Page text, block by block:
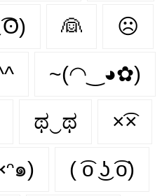
͡ʘ) 👰‍ ☹️
~(◠‿◕✿)
ಥ‿ಥ ×͡×
๑) ( ͡o ͜ʖ ͡o)